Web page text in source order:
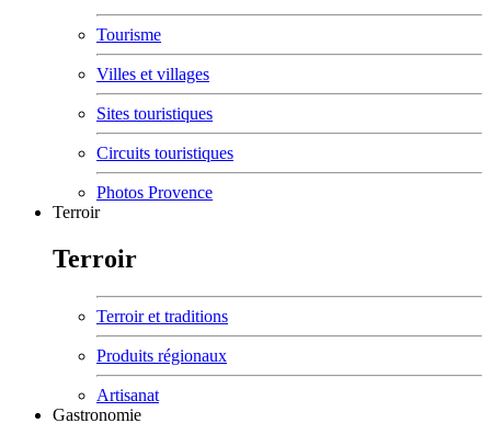
Tourisme
Villes et villages
Sites touristiques
Circuits touristiques
Photos Provence
Terroir
Terroir
Terroir et traditions
Produits régionaux
Artisanat
Gastronomie